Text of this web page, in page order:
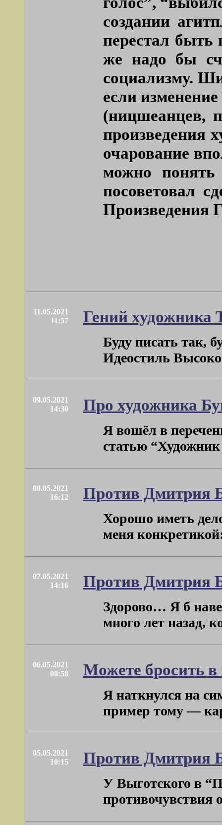
создании
перестал
же надо бы
социализму.
если
(ницшеанцев,
произведения
очарование
можно
посоветовал
Произведения
11.05.2021
11:57
Гений художника
Буду писать так,
Идеостиль
09.05.2021
14:30
Про художника
Я вошёл в
статью
08.05.2021
16:12
Против Дмитрия
Хорошо иметь
меня
07.05.2021
14:16
Против Дмитрия
Здорово… Я б
много лет назад,
06.05.2021
08:58
Можете бросить
Я наткнулся на
пример тому —
05.05.2021
10:15
Против Дмитрия
У Выготского в
противочувствия